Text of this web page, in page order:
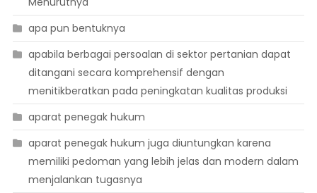
apa pun bentuknya
apabila berbagai persoalan di sektor pertanian dapat
ditangani secara komprehensif dengan
menitikberatkan pada peningkatan kualitas produksi
aparat penegak hukum
aparat penegak hukum juga diuntungkan karena
memiliki pedoman yang lebih jelas dan modern dalam
menjalankan tugasnya